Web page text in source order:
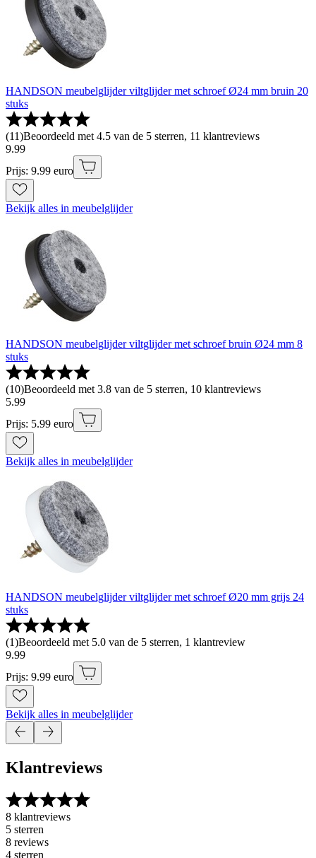
HANDSON meubelglijder viltglijder met schroef Ø24 mm bruin 20
stuks
(11)Beoordeeld met 4.5 van de 5 sterren, 11 klantreviews
9.99
Prijs: 9.99 euro
Bekijk alles in meubelglijder
HANDSON meubelglijder viltglijder met schroef bruin Ø24 mm 8
stuks
(10)Beoordeeld met 3.8 van de 5 sterren, 10 klantreviews
5.99
Prijs: 5.99 euro
Bekijk alles in meubelglijder
HANDSON meubelglijder viltglijder met schroef Ø20 mm grijs 24
stuks
(1)Beoordeeld met 5.0 van de 5 sterren, 1 klantreview
9.99
Prijs: 9.99 euro
Bekijk alles in meubelglijder
Klantreviews
8 klantreviews
5 sterren
8 reviews
4 sterren